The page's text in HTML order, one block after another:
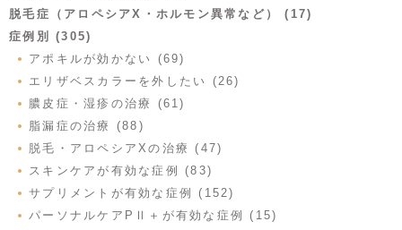
脱毛症（アロペシアX・ホルモン異常など） (17)
症例別 (305)
アポキルが効かない (69)
エリザベスカラーを外したい (26)
膿皮症・湿疹の治療 (61)
脂漏症の治療 (88)
脱毛・アロペシアXの治療 (47)
スキンケアが有効な症例 (83)
サプリメントが有効な症例 (152)
パーソナルケアPⅡ＋が有効な症例 (15)